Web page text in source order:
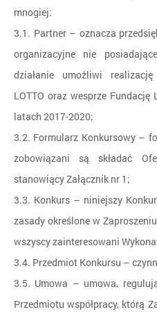
mnogiej:
3.1. Partner – oznacza
organizacyjne nie
działanie umożliwi
LOTTO oraz wesprze
latach 2017-2020;
3.2. Formularz Konkursowy –
zobowiązani są składać
stanowiący Załącznik nr 1;
3.3. Konkurs – niniejszy
zasady określone w
wszyscy zainteresowani
3.4. Przedmiot Konkursu –
3.5. Umowa – umowa,
Przedmiotu współpracy, którą